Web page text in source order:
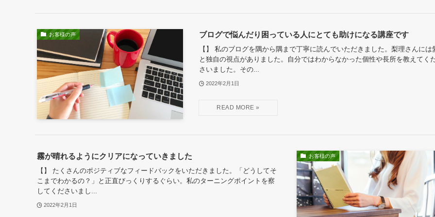
お客様の声 ブログで悩んだり困っている人にとても助けになる講座です
【】 私のブログを隅から隅まで丁寧に読んでいただきました。梨理さんには
と独自の視点がありました。自分ではわからなかった個性や長所を教えてく
さいました。その...
2022年2月1日
お客様の声
霧が晴れるようにクリアになっていきました
【】 たくさんのポジティブなフィードバックをいただきました。「どうしてそ
こまでわかるの？」と正直びっくりするぐらい。私のターニングポイントを察
してくださいまし...
2022年2月1日